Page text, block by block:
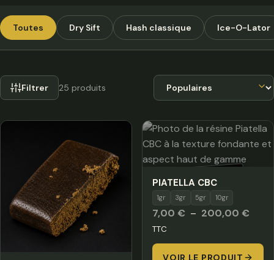
Toutes Dry Sift Hash classique Ice-O-Lator
Filtrer 25 produits Trier par
HORS STOCK
PIATELLA CBC
1gr 3gr 5gr 10gr
7,00 € – 200,00 €
prix :
TTC
VOIR LE PRODUIT